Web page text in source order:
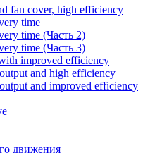
fan cover, high efficiency
time
time (Часть 2)
time (Часть 3)
improved efficiency
and high efficiency
and improved efficiency
движения